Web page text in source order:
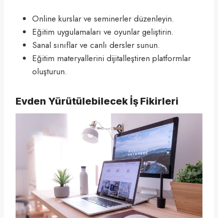
Online kurslar ve seminerler düzenleyin.
Eğitim uygulamaları ve oyunlar geliştirin.
Sanal sınıflar ve canlı dersler sunun.
Eğitim materyallerini dijitalleştiren platformlar
oluşturun.
Evden Yürütülebilecek İş Fikirleri